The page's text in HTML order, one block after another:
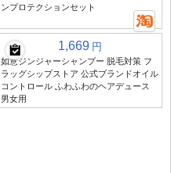
ンプロテクションセット
1,669 円
如意ジンジャーシャンプー 脱毛対策 フ
ラッグシップストア 公式ブランドオイル
コントロール ふわふわのヘアデュース
男女用